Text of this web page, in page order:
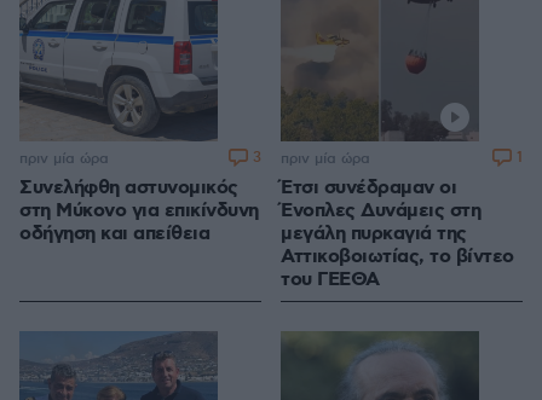
Συνελήφθη αστυνομικός
στη Μύκονο για επικίνδυνη
οδήγηση και απείθεια
πριν μία ώρα 3
Έτσι συνέδραμαν οι
Ένοπλες Δυνάμεις στη
μεγάλη πυρκαγιά της
Αττικοβοιωτίας, το βίντεο
του ΓΕΕΘΑ
πριν μία ώρα 1